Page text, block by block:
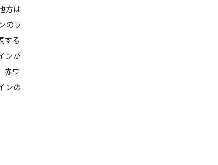
方は
のラ
する
ンが
赤ワ
ンの